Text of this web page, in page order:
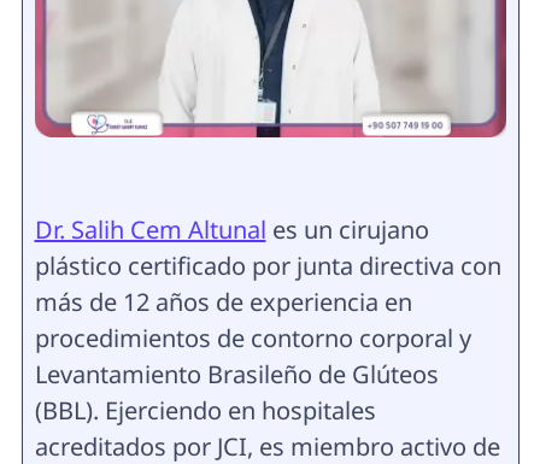
Dr. Salih Cem Altunal es un cirujano
plástico certificado por junta directiva con
más de 12 años de experiencia en
procedimientos de contorno corporal y
Levantamiento Brasileño de Glúteos
(BBL). Ejerciendo en hospitales
acreditados por JCI, es miembro activo de